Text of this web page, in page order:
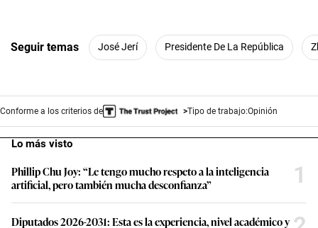
Seguir temas José Jerí Presidente De La República
Conforme a los criterios de Tipo de trabajo:Opinión
Lo más visto
Phillip Chu Joy: “Le tengo mucho respeto a la inteligencia
artificial, pero también mucha desconfianza”
1
Diputados 2026-2031: Esta es la experiencia, nivel académico y